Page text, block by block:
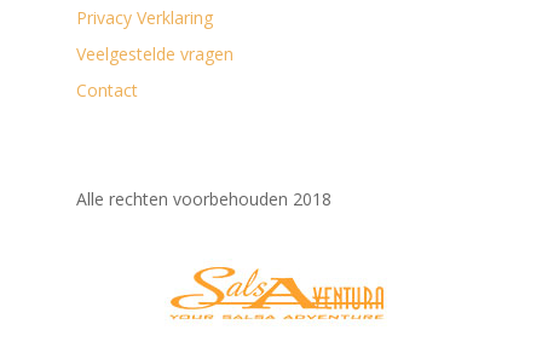
Privacy Verklaring
Veelgestelde vragen
Contact
Alle rechten voorbehouden 2018